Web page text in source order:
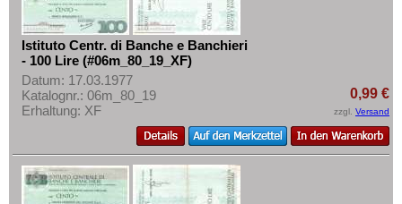
Istituto Centr. di Banche e Banchieri
- 100 Lire (#06m_80_19_XF)
Datum: 17.03.1977
Katalognr.: 06m_80_19
Erhaltung: XF
0,99 €
zzgl. Versand